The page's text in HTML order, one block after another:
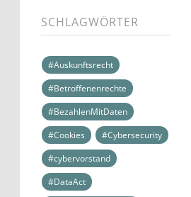
SCHLAGWÖRTER
#Auskunftsrecht
#Betroffenenrechte
#BezahlenMitDaten
#Cookies
#Cybersecurity
#cybervorstand
#DataAct